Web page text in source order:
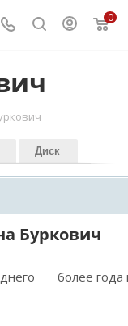
0
Диск
Буркович
более года